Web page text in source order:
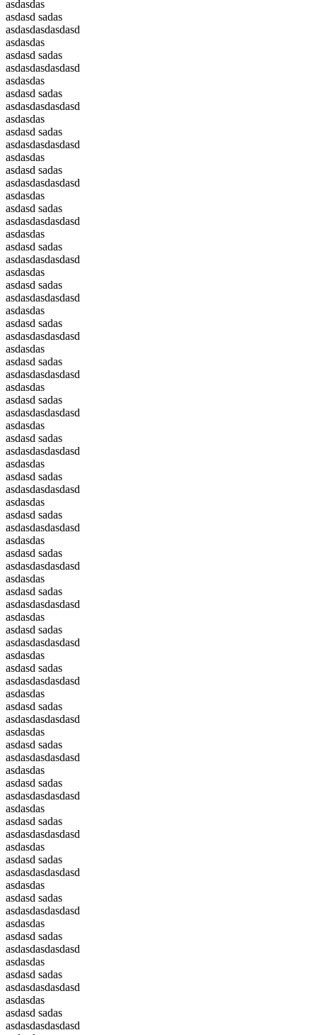
asdasdas
asdasd sadas
asdasdasdasdasd
asdasdas
asdasd sadas
asdasdasdasdasd
asdasdas
asdasd sadas
asdasdasdasdasd
asdasdas
asdasd sadas
asdasdasdasdasd
asdasdas
asdasd sadas
asdasdasdasdasd
asdasdas
asdasd sadas
asdasdasdasdasd
asdasdas
asdasd sadas
asdasdasdasdasd
asdasdas
asdasd sadas
asdasdasdasdasd
asdasdas
asdasd sadas
asdasdasdasdasd
asdasdas
asdasd sadas
asdasdasdasdasd
asdasdas
asdasd sadas
asdasdasdasdasd
asdasdas
asdasd sadas
asdasdasdasdasd
asdasdas
asdasd sadas
asdasdasdasdasd
asdasdas
asdasd sadas
asdasdasdasdasd
asdasdas
asdasd sadas
asdasdasdasdasd
asdasdas
asdasd sadas
asdasdasdasdasd
asdasdas
asdasd sadas
asdasdasdasdasd
asdasdas
asdasd sadas
asdasdasdasdasd
asdasdas
asdasd sadas
asdasdasdasdasd
asdasdas
asdasd sadas
asdasdasdasdasd
asdasdas
asdasd sadas
asdasdasdasdasd
asdasdas
asdasd sadas
asdasdasdasdasd
asdasdas
asdasd sadas
asdasdasdasdasd
asdasdas
asdasd sadas
asdasdasdasdasd
asdasdas
asdasd sadas
asdasdasdasdasd
asdasdas
asdasd sadas
asdasdasdasdasd
asdasdas
asdasd sadas
asdasdasdasdasd